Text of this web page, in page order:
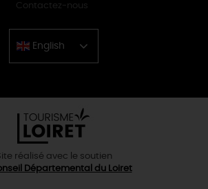
Contactez-nous
English
Chinese
réalisé avec le soutien
Départemental du Loiret